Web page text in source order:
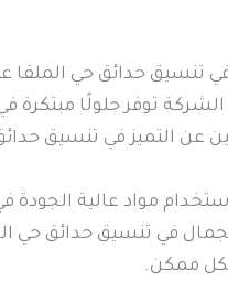
تنسيق حدائق حي
توفر حلولًا
عن التميز في تنسيق
مواد عالية
في تنسيق حدائق حي
ممكن.